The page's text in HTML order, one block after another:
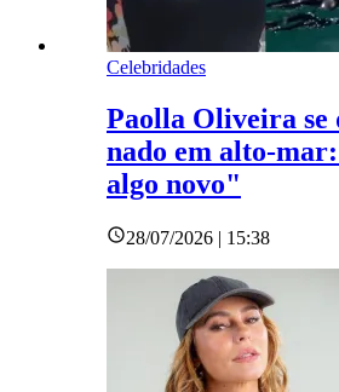
Celebridades
Paolla Oliveira se
nado em alto-
algo novo"
28/07/2026 | 15:38